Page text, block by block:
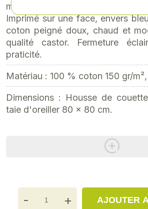
motif photo XERION 12.650
Imprimé sur une face, envers
coton peigné doux, chaud et
qualité castor. Fermeture
praticité.
Matériau : 100 % coton 150 gr/
Dimensions : Housse de
taie d'oreiller 80 x 80 cm.
- + AJOUTER